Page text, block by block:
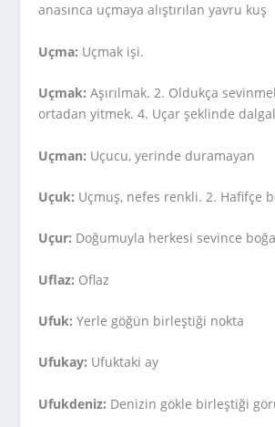
anasınca uçmaya alıştırılan yavru kuş
Uçma: Uçmak işi.
Uçmak: Aşırılmak. 2. Oldukça
ortadan yitmek. 4. Uçar şeklinde
Uçman: Uçucu, yerinde duramayan
Uçuk: Uçmuş, nefes renkli. 2. Hafifçe
Uçur: Doğumuyla herkesi sevince
Uflaz: Oflaz
Ufuk: Yerle göğün birleştiği nokta
Ufukay: Ufuktaki ay
Ufukdeniz: Denizin gökle birleştiği